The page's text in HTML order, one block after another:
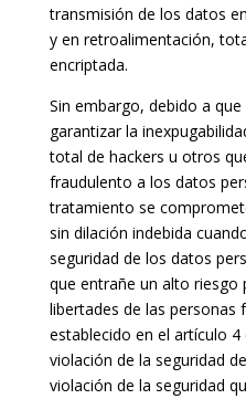
transmisión de los datos
y en retroalimentación,
encriptada.
Sin embargo, debido a
garantizar la
total de hackers u otros
fraudulento a los datos
tratamiento se
sin dilación indebida
seguridad de los datos
que entrañe un alto riesgo
libertades de las personas
establecido en el artículo
violación de la seguridad
violación de la seguridad